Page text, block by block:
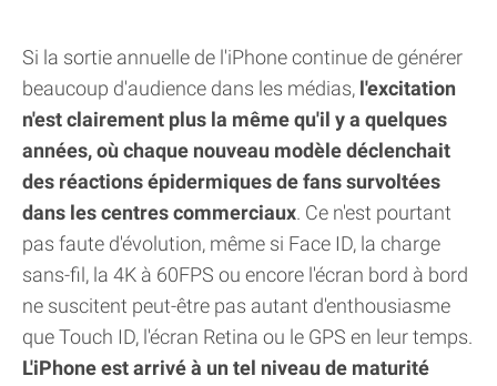
Si la sortie annuelle de l'iPhone continue de générer
beaucoup d'audience dans les médias, l'excitation
n'est clairement plus la même qu'il y a quelques
années, où chaque nouveau modèle déclenchait
des réactions épidermiques de fans survoltées
dans les centres commerciaux. Ce n'est pourtant
pas faute d'évolution, même si Face ID, la charge
sans-fil, la 4K à 60FPS ou encore l'écran bord à bord
ne suscitent peut-être pas autant d'enthousiasme
que Touch ID, l'écran Retina ou le GPS en leur temps.
L'iPhone est arrivé à un tel niveau de maturité